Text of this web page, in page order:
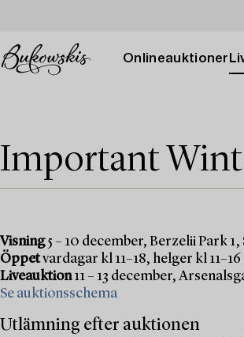
Onlineauktioner
Important
Visning5 – 10 december, Berzelii Park
Öppetvardagar kl 11–18, helger kl 11–16
Liveauktion11 – 13 december,
Se auktionsschema
Utlämning efter auktionen